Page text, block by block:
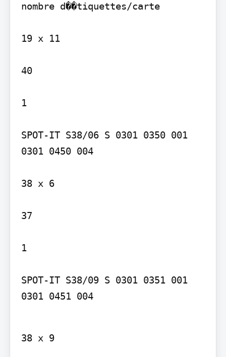
nombre d��tiquettes/carte
19 x 11
40
1
SPOT-IT S38/06 S 0301 0350 001
0301 0450 004
38 x 6
37
1
SPOT-IT S38/09 S 0301 0351 001
0301 0451 004
38 x 9